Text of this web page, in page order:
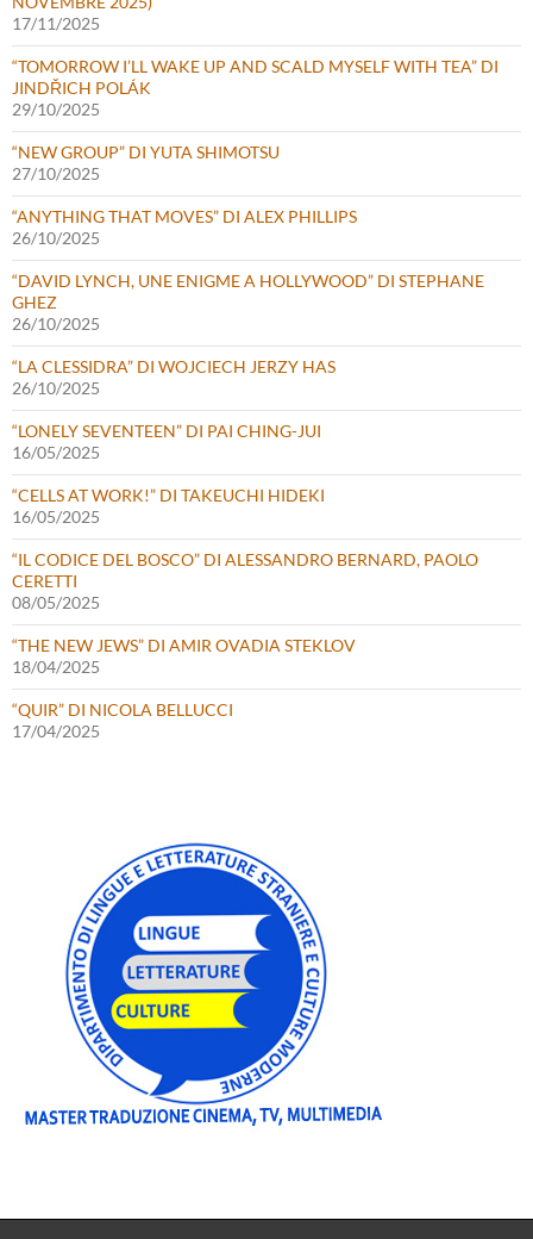
17/11/2025
“TOMORROW I’LL WAKE UP AND SCALD MYSELF WITH TEA” DI
JINDŘICH POLÁK
29/10/2025
“NEW GROUP” DI YUTA SHIMOTSU
27/10/2025
“ANYTHING THAT MOVES” DI ALEX PHILLIPS
26/10/2025
“DAVID LYNCH, UNE ENIGME A HOLLYWOOD” DI STEPHANE
GHEZ
26/10/2025
“LA CLESSIDRA” DI WOJCIECH JERZY HAS
26/10/2025
“LONELY SEVENTEEN” DI PAI CHING-JUI
16/05/2025
“CELLS AT WORK!” DI TAKEUCHI HIDEKI
16/05/2025
“IL CODICE DEL BOSCO” DI ALESSANDRO BERNARD, PAOLO
CERETTI
08/05/2025
“THE NEW JEWS” DI AMIR OVADIA STEKLOV
18/04/2025
“QUIR” DI NICOLA BELLUCCI
17/04/2025